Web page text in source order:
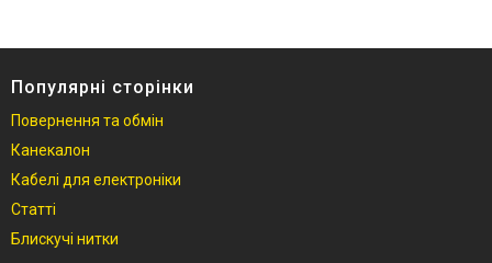
Популярні сторінки
Повернення та обмін
Канекалон
Кабелі для електроніки
Статті
Блискучі нитки